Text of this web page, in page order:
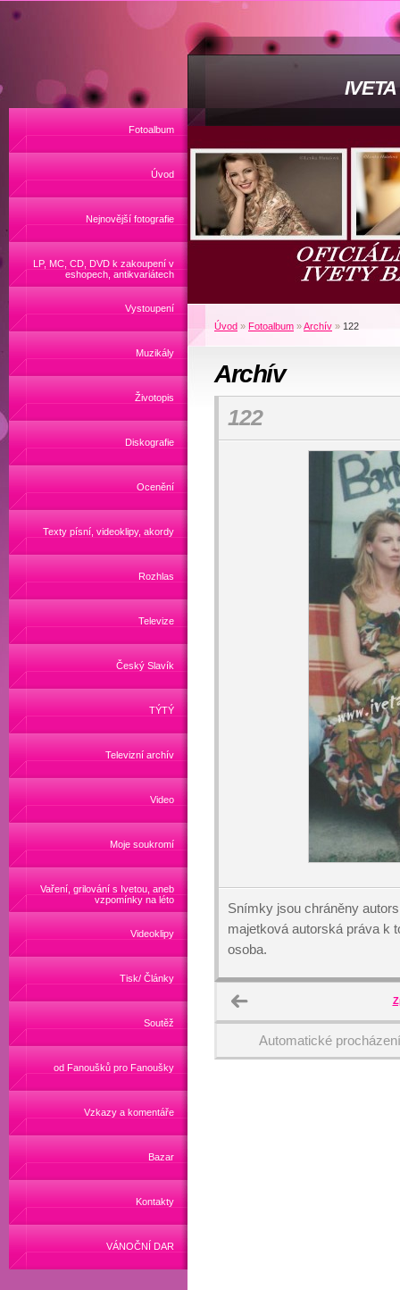
Fotoalbum
Úvod
Nejnovější fotografie
LP, MC, CD, DVD k zakoupení v
eshopech, antikvariátech
Vystoupení
Muzikály
Životopis
Diskografie
Ocenění
Texty písní, videoklipy, akordy
Rozhlas
Televize
Český Slavík
TÝTÝ
Televizní archív
Video
Moje soukromí
Vaření, grilování s Ivetou, aneb
vzpomínky na léto
Videoklipy
Tisk/ Články
Soutěž
od Fanoušků pro Fanoušky
Vzkazy a komentáře
Bazar
Kontakty
VÁNOČNÍ DAR
Úvod » Fotoalbum »Archív » 122
Archív
122
Snímky jsou chráněny
majetková autorská práva k
osoba.
Automatické